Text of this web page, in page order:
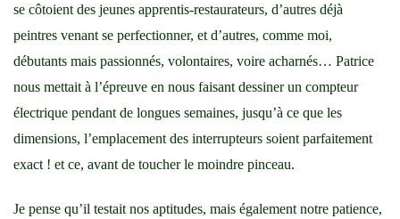
se côtoient des jeunes apprentis-restaurateurs, d’autres déjà
peintres venant se perfectionner, et d’autres, comme moi,
débutants mais passionnés, volontaires, voire acharnés… Patrice
nous mettait à l’épreuve en nous faisant dessiner un compteur
électrique pendant de longues semaines, jusqu’à ce que les
dimensions, l’emplacement des interrupteurs soient parfaitement
exact ! et ce, avant de toucher le moindre pinceau.
Je pense qu’il testait nos aptitudes, mais également notre patience,